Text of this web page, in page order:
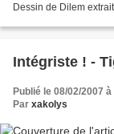
Dessin de Dilem
Intégriste ! -
Publié le 08/02/2007
Par xakolys